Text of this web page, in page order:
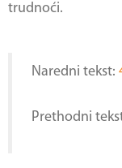
trudnoći.
Naredni tekst:
Prethodni